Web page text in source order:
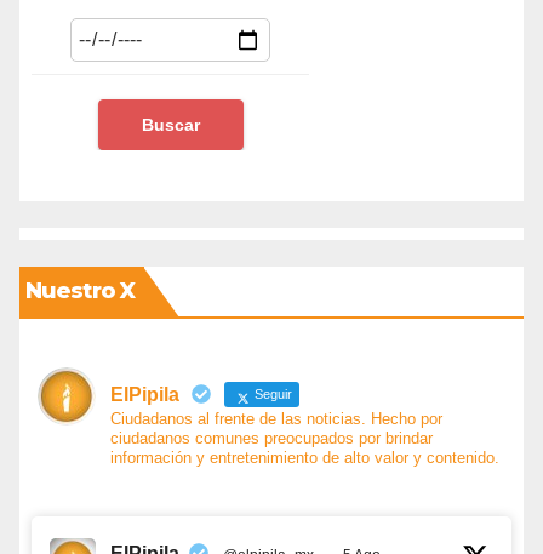
Nuestro X
ElPipila Seguir
Ciudadanos al frente de las noticias. Hecho por
ciudadanos comunes preocupados por brindar
información y entretenimiento de alto valor y contenido.